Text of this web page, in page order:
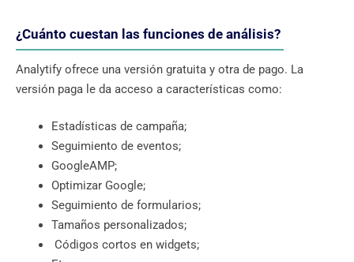
¿Cuánto cuestan las funciones de análisis?
Analytify ofrece una versión gratuita y otra de pago. La
versión paga le da acceso a características como:
Estadísticas de campaña;
Seguimiento de eventos;
GoogleAMP;
Optimizar Google;
Seguimiento de formularios;
Tamaños personalizados;
Códigos cortos en widgets;